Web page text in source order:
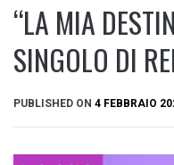
“LA MIA
SINGOLO DI
PUBLISHED ON 4 FEBBRAIO